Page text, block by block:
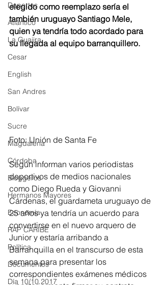
Deportes
Atlántico
La Guajira
Cesar
English
San Andres
Bolívar
Sucre
Magdalena
Córdoba
Bloggeros
Hermanos Mayores
Economía
RAP CARIBE
Política
Documentos
Día 10/10 2017
elegido como reemplazo sería el
también uruguayo Santiago Mele,
quien ya tendría todo acordado para
su llegada al equipo barranquillero.
Foto: Unión de Santa Fe
Según informan varios periodistas
deportivos de medios nacionales
como Diego Rueda y Giovanni
Cárdenas, el guardameta uruguayo de
25 años ya tendría un acuerdo para
convertirse en el nuevo arquero de
Junior y estaría arribando a
Barranquilla en el transcurso de esta
semana para presentar los
correspondientes exámenes médicos